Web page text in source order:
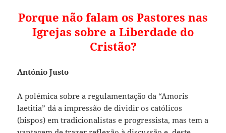
Porque não falam os Pastores nas
Igrejas sobre a Liberdade do
Cristão?
António Justo
A polémica sobre a regulamentação da “Amoris
laetitia” dá a impressão de dividir os católicos
(bispos) em tradicionalistas e progressista, mas tem a